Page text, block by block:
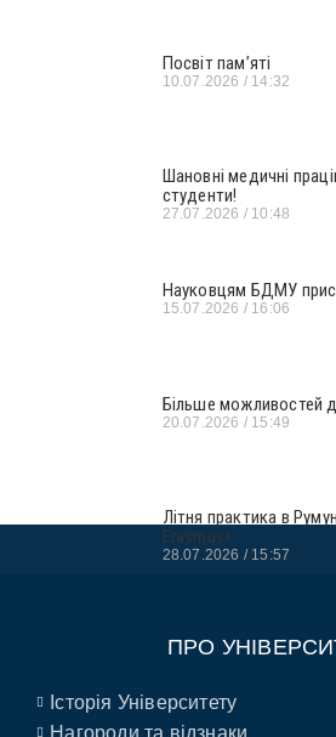
Посвіт пам’яті
10.07.2026 14:32
Шановні медичні
студенти!
27.07.2026 10:48
Науковцям БДМУ
15.07.2026 16:06
Більше можливостей
20.07.2026 15:49
Літня практика в
Erasmus+
28.07.2026 15:57
ПРО
Історія Університету
Нагороди та відзнаки